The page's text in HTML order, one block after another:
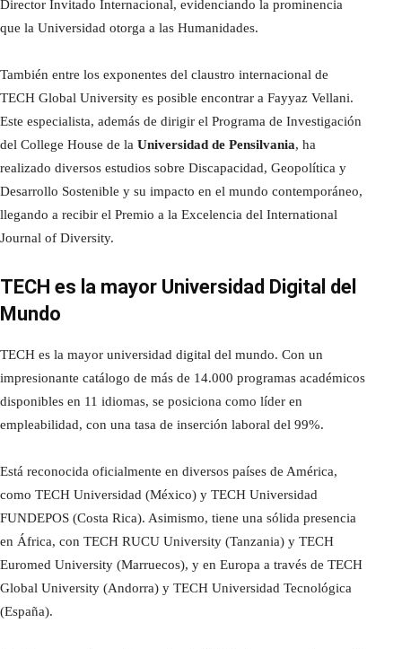
Director Invitado Internacional, evidenciando la prominencia
que la Universidad otorga a las Humanidades.
También entre los exponentes del claustro internacional de
TECH Global University es posible encontrar a Fayyaz Vellani.
Este especialista, además de dirigir el Programa de Investigación
del College House de la Universidad de Pensilvania, ha
realizado diversos estudios sobre Discapacidad, Geopolítica y
Desarrollo Sostenible y su impacto en el mundo contemporáneo,
llegando a recibir el Premio a la Excelencia del International
Journal of Diversity.
TECH es la mayor Universidad Digital del
Mundo
TECH es la mayor universidad digital del mundo. Con un
impresionante catálogo de más de 14.000 programas académicos
disponibles en 11 idiomas, se posiciona como líder en
empleabilidad, con una tasa de inserción laboral del 99%.
Está reconocida oficialmente en diversos países de América,
como TECH Universidad (México) y TECH Universidad
FUNDEPOS (Costa Rica). Asimismo, tiene una sólida presencia
en África, con TECH RUCU University (Tanzania) y TECH
Euromed University (Marruecos), y en Europa a través de TECH
Global University (Andorra) y TECH Universidad Tecnológica
(España).